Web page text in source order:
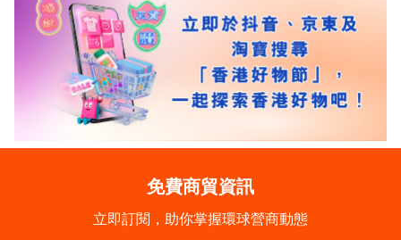
免費商貿資訊
立即訂閱，助你掌握環球營商動態